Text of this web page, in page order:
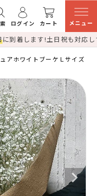
ログイン カート メニュー
に到着します!土日祝も対応
アホワイトブーケＬサイズ